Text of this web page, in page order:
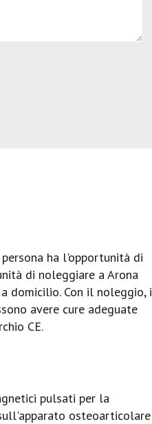
ha l'opportunità di
di noleggiare a Arona
domicilio. Con il noleggio, i
avere cure adeguate
CE.
pulsati per la
osteoarticolare